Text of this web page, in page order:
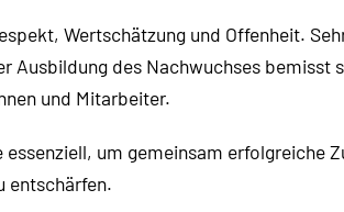
Wertschätzung und Offenheit.
Ausbildung des Nachwuchses
und Mitarbeiter.
um gemeinsam erfolgreiche
entschärfen.